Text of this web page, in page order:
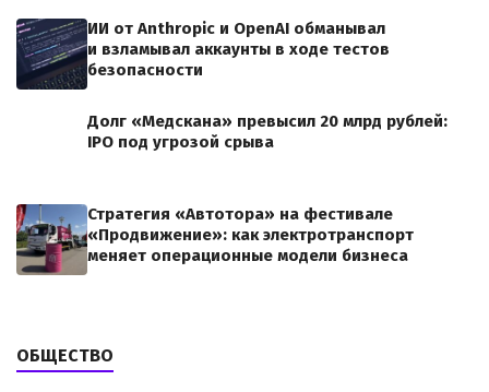
ИИ от Anthropic и OpenAI обманывал
и взламывал аккаунты в ходе тестов
безопасности
Долг «Медскана» превысил 20 млрд рублей:
IPO под угрозой срыва
Стратегия «Автотора» на фестивале
«Продвижение»: как электротранспорт
меняет операционные модели бизнеса
ОБЩЕСТВО